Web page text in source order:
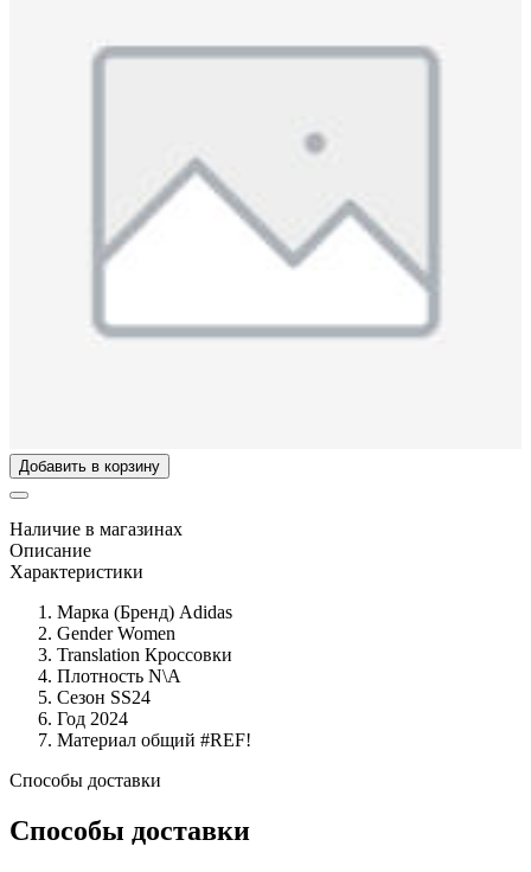
Добавить в корзину
Наличие в магазинах
Описание
Характеристики
Марка (Бренд) Adidas
Gender Women
Translation Кроссовки
Плотность N\A
Сезон SS24
Год 2024
Материал общий #REF!
Способы доставки
Способы доставки